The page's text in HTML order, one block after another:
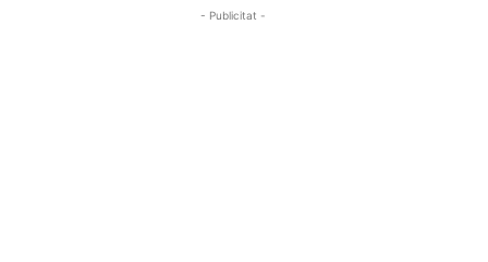
- Publicitat -